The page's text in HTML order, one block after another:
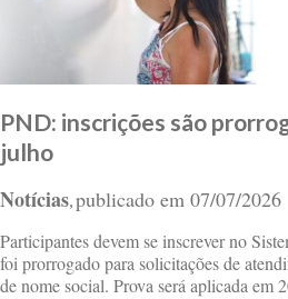
PND: inscrições são
julho
Notícias,publicado em 07/07/2026
Participantes devem se inscrever no
foi prorrogado para solicitações de
de nome social. Prova será aplicada em